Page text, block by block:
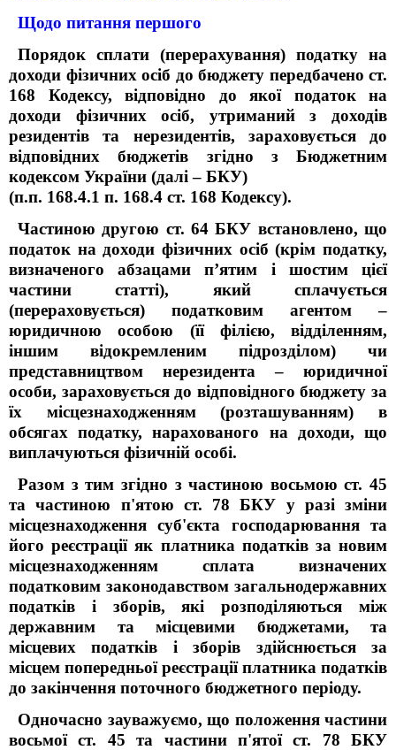
Щодо питання першого
Порядок сплати (перерахування) податку на
доходи фізичних осіб до бюджету передбачено ст.
168 Кодексу, відповідно до якої податок на
доходи фізичних осіб, утриманий з доходів
резидентів та нерезидентів, зараховується до
відповідних бюджетів згідно з Бюджетним
кодексом України (далі – БКУ)
(п.п. 168.4.1 п. 168.4 ст. 168 Кодексу).
Частиною другою ст. 64 БКУ встановлено, що
податок на доходи фізичних осіб (крім податку,
визначеного абзацами п’ятим і шостим цієї
частини статті), який сплачується
(перераховується) податковим агентом –
юридичною особою (її філією, відділенням,
іншим відокремленим підрозділом) чи
представництвом нерезидента – юридичної
особи, зараховується до відповідного бюджету за
їх місцезнаходженням (розташуванням) в
обсягах податку, нарахованого на доходи, що
виплачуються фізичній особі.
Разом з тим згідно з частиною восьмою ст. 45
та частиною п'ятою ст. 78 БКУ у разі зміни
місцезнаходження суб'єкта господарювання та
його реєстрації як платника податків за новим
місцезнаходженням сплата визначених
податковим законодавством загальнодержавних
податків і зборів, які розподіляються між
державним та місцевими бюджетами, та
місцевих податків і зборів здійснюється за
місцем попередньої реєстрації платника податків
до закінчення поточного бюджетного періоду.
Одночасно зауважуємо, що положення частини
восьмої ст. 45 та частини п'ятої ст. 78 БКУ